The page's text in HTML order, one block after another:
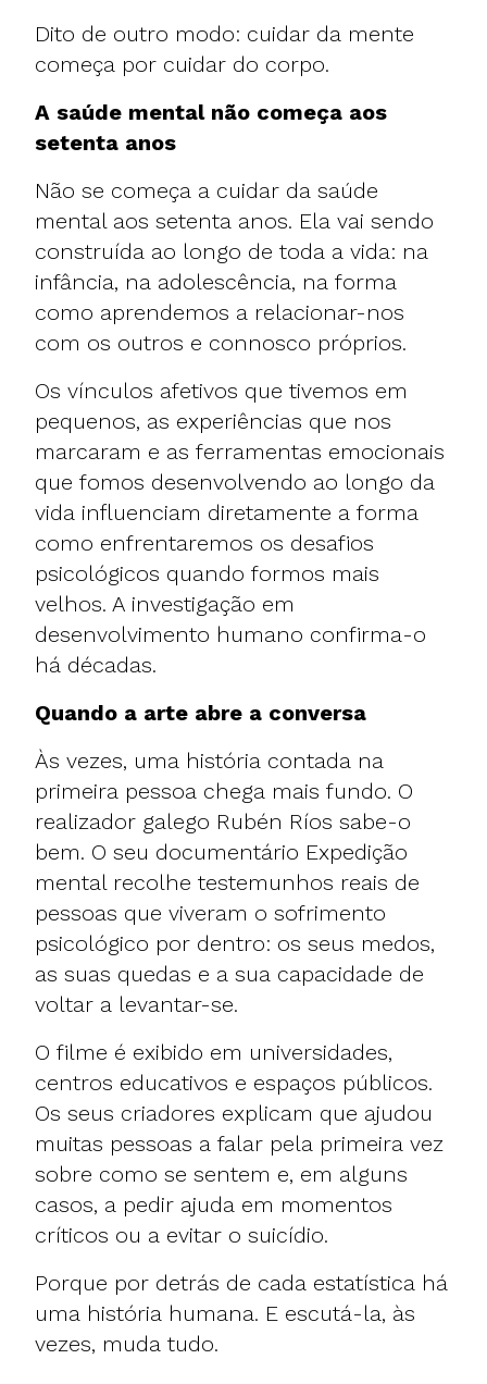
Dito de outro modo: cuidar da mente
começa por cuidar do corpo.
A saúde mental não começa aos
setenta anos
Não se começa a cuidar da saúde
mental aos setenta anos. Ela vai sendo
construída ao longo de toda a vida: na
infância, na adolescência, na forma
como aprendemos a relacionar-nos
com os outros e connosco próprios.
Os vínculos afetivos que tivemos em
pequenos, as experiências que nos
marcaram e as ferramentas emocionais
que fomos desenvolvendo ao longo da
vida influenciam diretamente a forma
como enfrentaremos os desafios
psicológicos quando formos mais
velhos. A investigação em
desenvolvimento humano confirma-o
há décadas.
Quando a arte abre a conversa
Às vezes, uma história contada na
primeira pessoa chega mais fundo. O
realizador galego Rubén Ríos sabe-o
bem. O seu documentário Expedição
mental recolhe testemunhos reais de
pessoas que viveram o sofrimento
psicológico por dentro: os seus medos,
as suas quedas e a sua capacidade de
voltar a levantar-se.
O filme é exibido em universidades,
centros educativos e espaços públicos.
Os seus criadores explicam que ajudou
muitas pessoas a falar pela primeira vez
sobre como se sentem e, em alguns
casos, a pedir ajuda em momentos
críticos ou a evitar o suicídio.
Porque por detrás de cada estatística há
uma história humana. E escutá-la, às
vezes, muda tudo.